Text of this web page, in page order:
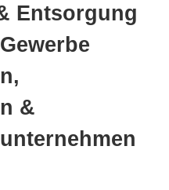
Entsorgung
&